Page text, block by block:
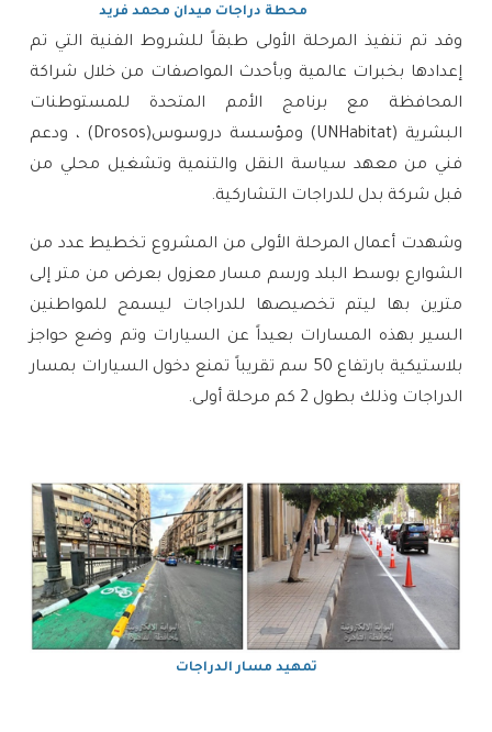
محطة دراجات ميدان محمد فريد
وقد تم تنفيذ المرحلة الأولى طبقاً للشروط الفنية التي تم
إعدادها بخبرات عالمية وبأحدث المواصفات من خلال شراكة
المحافظة مع برنامج الأمم المتحدة للمستوطنات
البشرية (
UNHabitat) ومؤسسة دروسوس(Drosos)
، ودعم
فني من معهد سياسة النقل والتنمية وتشغيل محلي من
قبل شركة بدل للدراجات التشاركية.
وشهدت أعمال المرحلة الأولى من المشروع تخطيط عدد من
الشوارع بوسط البلد ورسم مسار معزول بعرض من متر إلى
مترين بها ليتم تخصيصها للدراجات ليسمح للمواطنين
السير بهذه المسارات بعيداً عن السيارات وتم وضع حواجز
بلاستيكية بارتفاع 50 سم تقريباً تمنع دخول السيارات بمسار
الدراجات وذلك بطول 2 كم مرحلة أولى.
تمهيد مسار الدراجات